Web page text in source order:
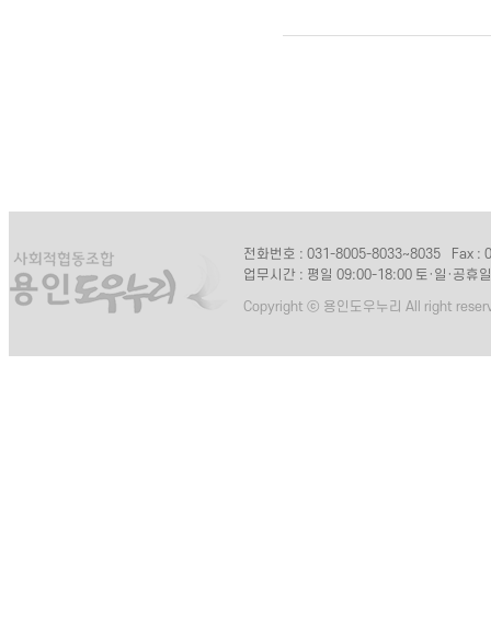
전화번호 : 031-8005-8033~8035
Fax :
업무시간 : 평일 09:00-18:00 토·일·공휴
Copyright ⓒ 용인도우누리 All right